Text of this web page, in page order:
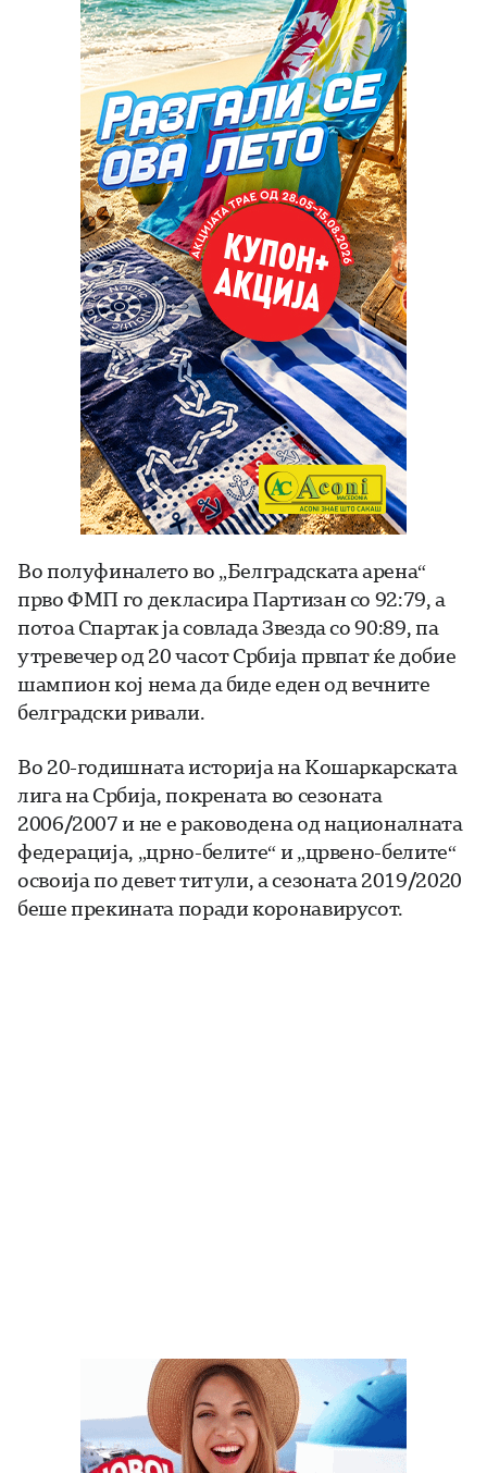
Во полуфиналето во „Белградската арена“
прво ФМП го декласира Партизан со 92:79, а
потоа Спартак ја совлада Звезда со 90:89, па
утревечер од 20 часот Србија првпат ќе добие
шампион кој нема да биде еден од вечните
белградски ривали.
Во 20-годишната историја на Кошаркарската
лига на Србија, покрената во сезоната
2006/2007 и не е раководена од националната
федерација, „црно-белите“ и „црвено-белите“
освоија по девет титули, а сезоната 2019/2020
беше прекината поради коронавирусот.